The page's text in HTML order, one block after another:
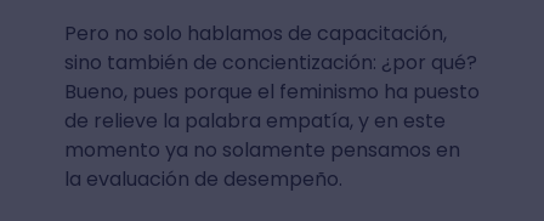
Pero no solo hablamos de capacitación,
sino también de concientización: ¿por qué?
Bueno, pues porque el feminismo ha puesto
de relieve la palabra empatía, y en este
momento ya no solamente pensamos en
la evaluación de desempeño.